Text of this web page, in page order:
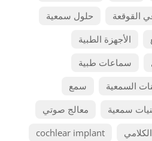
القوقعة
حلول سمعية
الأجهزة الطبية
سماعات طبية
السمعية
سمع
سمعية
معالج صوتي
cochlear implant